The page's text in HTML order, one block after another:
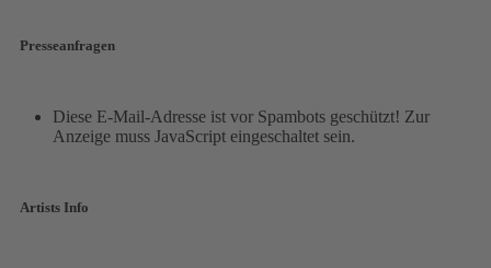
Presseanfragen
Diese E-Mail-Adresse ist vor Spambots geschützt! Zur
Anzeige muss JavaScript eingeschaltet sein.
Artists Info